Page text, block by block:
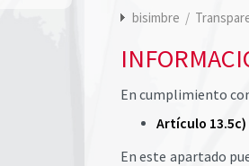
bisimbre /
En cumplimiento
Artículo 13.5c)
En este apartado